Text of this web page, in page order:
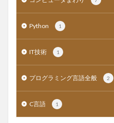
Python 1
IT技術 1
プログラミング言語全般 2
C言語 1